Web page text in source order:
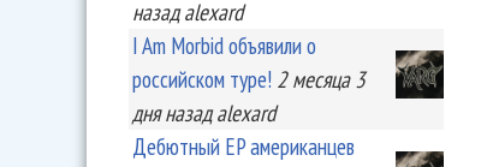
назад alexard
I Am Morbid объявили о
российском туре! 2 месяца 3
дняназад alexard
Дебютный EP американцев